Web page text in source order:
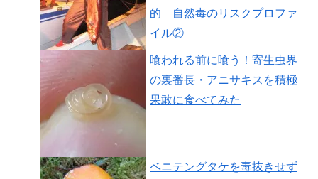
的 自然毒のリスクプロファ
イル②
喰われる前に喰う！寄生虫界
の裏番長・アニサキスを積極
果敢に食べてみた
ベニテングタケを毒抜きせず